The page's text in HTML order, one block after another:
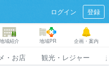
ログイン 登録
地域紹介 地域PR 企画・案内
・お店 観光・レジャー